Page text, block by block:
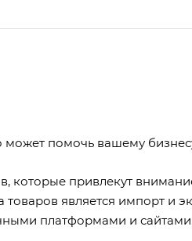
может помочь вашему
которые привлекут
является импорт и
платформами и